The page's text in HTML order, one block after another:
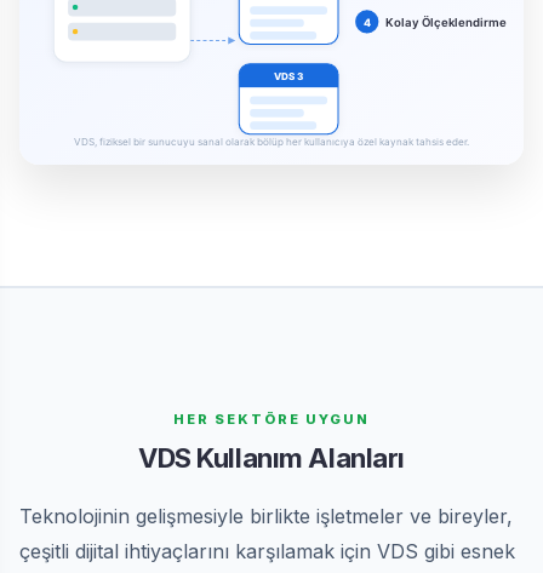
HER SEKTÖRE UYGUN
VDS Kullanım Alanları
Teknolojinin gelişmesiyle birlikte işletmeler ve bireyler,
çeşitli dijital ihtiyaçlarını karşılamak için VDS gibi esnek